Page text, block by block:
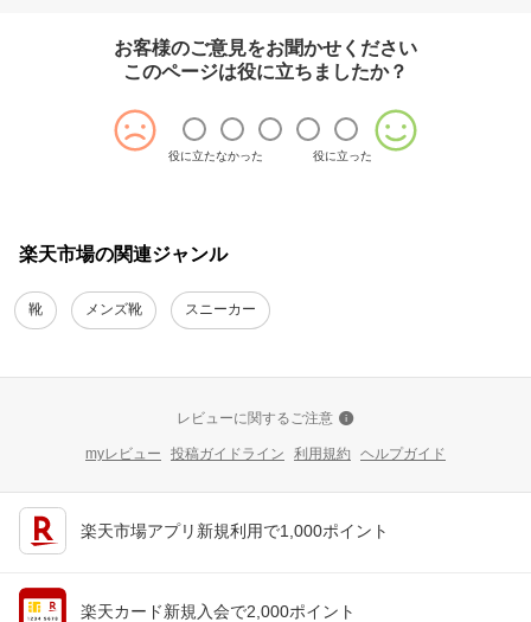
お客様のご意見をお聞かせください
このページは役に立ちましたか？
役に立たなかった 役に立った
楽天市場の関連ジャンル
靴 メンズ靴 スニーカー
レビューに関するご注意
myレビュー 投稿ガイドライン 利用規約 ヘルプガイド
楽天市場アプリ新規利用で1,000ポイント
楽天カード新規入会で2,000ポイント